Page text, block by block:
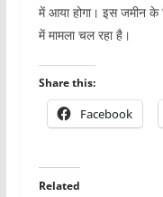
में आया होगा। इस जमीन के
में मामला चल रहा है।
Share this:
Facebook
Related